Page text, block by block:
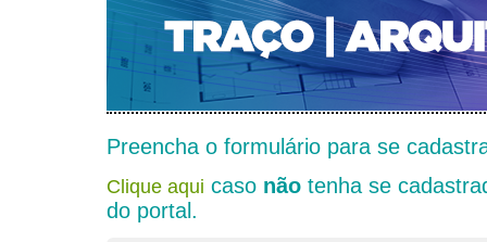
NOTÍCIAS
Capa > Usuário >Cadastrar
Cadastrar
Preencha o formulário para se
Clique aqui caso não tenha se
do portal.